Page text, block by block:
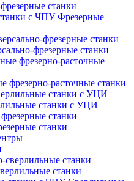
станки
Фрезерные
фрезерные станки
фрезерно-расточные станки
станки с УЦИ
станки
станки